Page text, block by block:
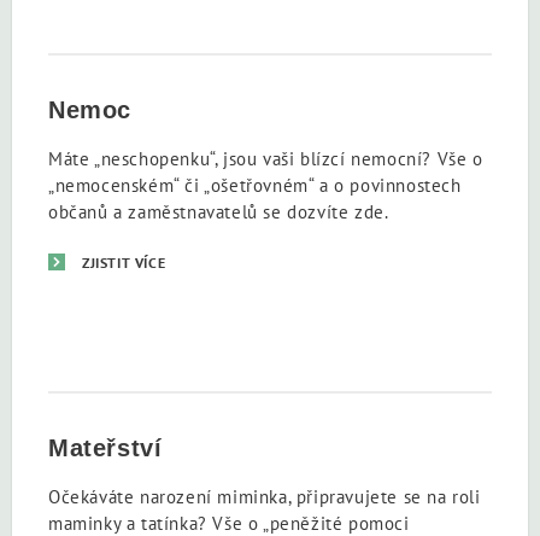
Nemoc
Máte „neschopenku“, jsou vaši blízcí nemocní? Vše o
„nemocenském“ či „ošetřovném“ a o povinnostech
občanů a zaměstnavatelů se dozvíte zde.
ZJISTIT VÍCE
Mateřství
Očekáváte narození miminka, připravujete se na roli
maminky a tatínka? Vše o „peněžité pomoci